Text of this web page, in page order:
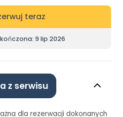
teraz
9 lip 2026
z serwisu
dla rezerwacji dokonanych